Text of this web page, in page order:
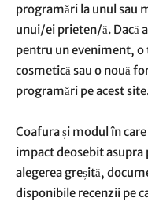
programări la unul sau
unui/ei prieten/ă. Dacă
pentru un eveniment,
cosmetică sau o nouă
programări pe acest
Coafura și modul în
impact deosebit asupra
alegerea greșită,
disponibile recenzii pe